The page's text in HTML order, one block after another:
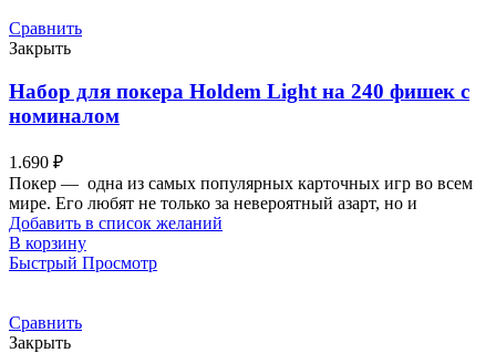
Сравнить
Закрыть
Набор для покера Holdem Light на 240 фишек с
номиналом
1.690 ₽
Покер — одна из самых популярных карточных игр во всем
мире. Его любят не только за невероятный азарт, но и
Добавить в список желаний
В корзину
Быстрый Просмотр
Сравнить
Закрыть